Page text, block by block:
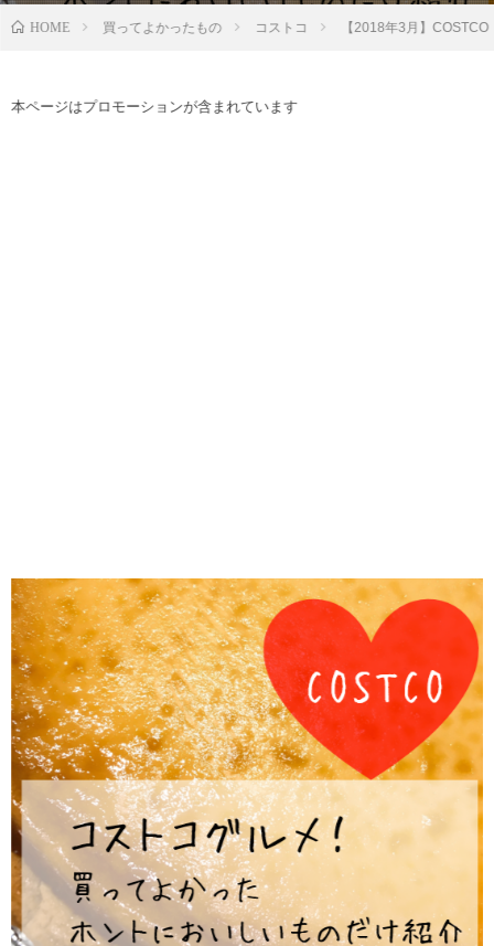
HOME 買ってよかったもの コストコ 【2018年3月】
本ページはプロモーションが含まれています